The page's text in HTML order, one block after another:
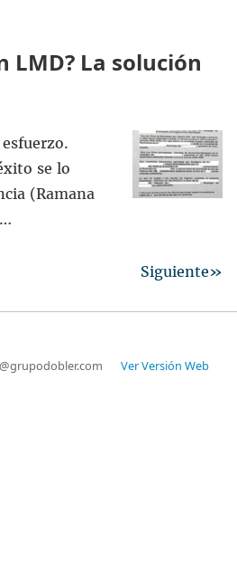
LMD? La solución
se lo
(Ramana
Siguiente»
Ver Versión Web